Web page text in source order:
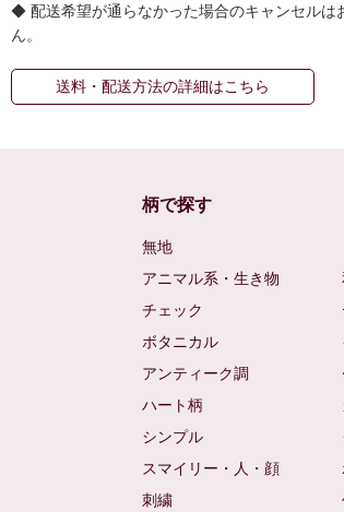
◆ 配送希望が通らなかった場合のキャンセルは
ん。
送料・配送方法の詳細はこちら
柄で探す
無地
アニマル系・生き物
チェック
ボタニカル
アンティーク調
ハート柄
シンプル
スマイリー・人・顔
刺繍